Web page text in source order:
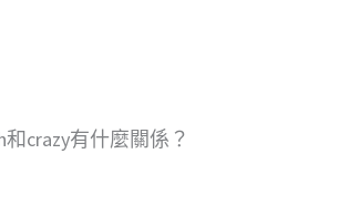
crazy有什麼關係？